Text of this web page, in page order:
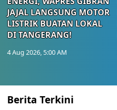
JAJAL LANGSUNG MOTOR
LISTRIK BUATAN LOKAL
DI TANGERANG!
4 Aug 2026, 5:00 AM
Berita Terkini